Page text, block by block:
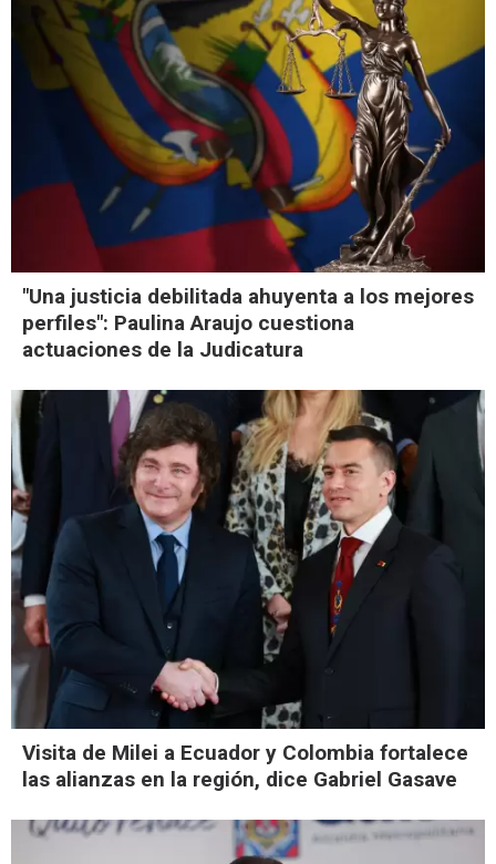
"Una justicia debilitada ahuyenta a los mejores
perfiles": Paulina Araujo cuestiona
actuaciones de la Judicatura
Visita de Milei a Ecuador y Colombia fortalece
las alianzas en la región, dice Gabriel Gasave